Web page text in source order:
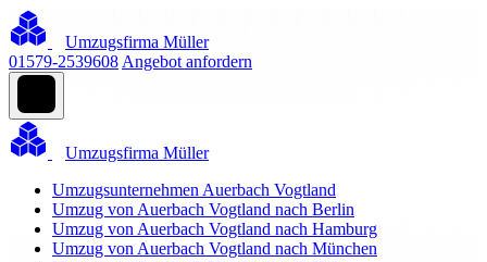
Umzugsfirma Müller
01579-2539608 Angebot anfordern
Umzugsfirma Müller
Umzugsunternehmen Auerbach Vogtland
Umzug von Auerbach Vogtland nach Berlin
Umzug von Auerbach Vogtland nach Hamburg
Umzug von Auerbach Vogtland nach München